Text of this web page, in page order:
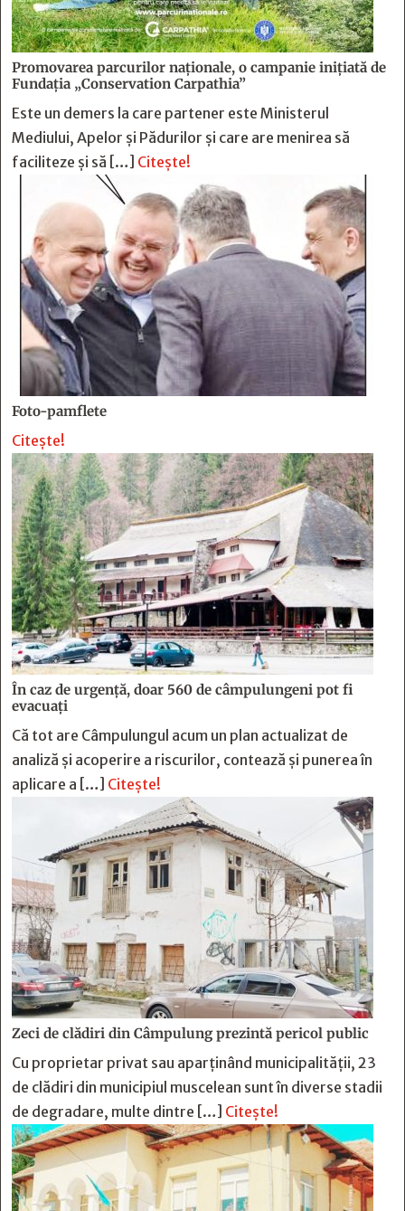
Promovarea parcurilor naționale, o campanie inițiată de
Fundația „Conservation Carpathia”
Este un demers la care partener este Ministerul
Mediului, Apelor și Pădurilor și care are menirea să
faciliteze și să […] Citește!
Foto-pamflete
Citește!
În caz de urgență, doar 560 de câmpulungeni pot fi
evacuați
Că tot are Câmpulungul acum un plan actualizat de
analiză și acoperire a riscurilor, contează și punerea în
aplicare a […] Citește!
Zeci de clădiri din Câmpulung prezintă pericol public
Cu proprietar privat sau aparținând municipalității, 23
de clădiri din municipiul muscelean sunt în diverse stadii
de degradare, multe dintre […] Citește!